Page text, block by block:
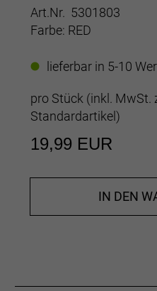
Art.Nr. 5301803
Farbe: RED
lieferbar in 5-10
pro Stück (inkl. MwSt.
Standardartikel)
19,99 EUR
IN DEN